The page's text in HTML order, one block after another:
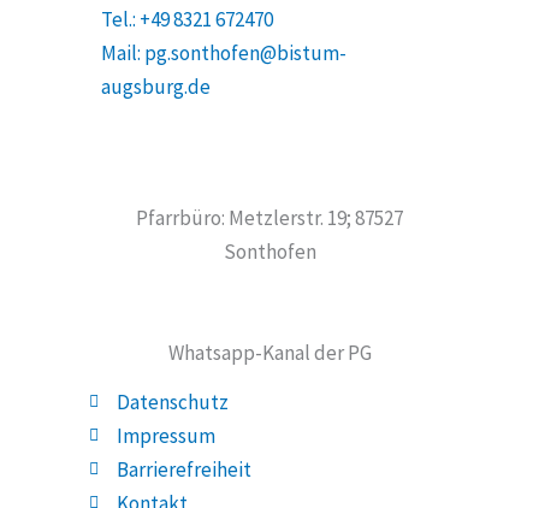
Tel.: +49 8321 672470
Mail: pg.sonthofen@bistum-
augsburg.de
Datenschutz
Impressum
Barrierefreiheit
Pfarrbüro: Metzlerstr. 19; 87527
Sonthofen
Whatsapp-Kanal der PG